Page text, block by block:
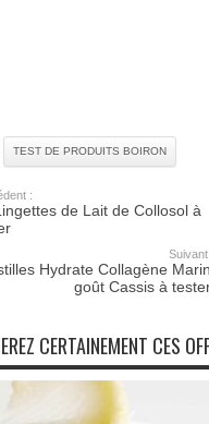
TEST DE PRODUITS BOIRON
:
de Lait de Collosol à
Suivant:
Hydrate Collagène Marin
goût Cassis à
CERTAINEMENT CES